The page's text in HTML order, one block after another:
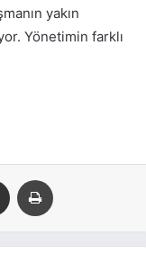
yakın
Yönetimin farklı
E-posta ile paylaş